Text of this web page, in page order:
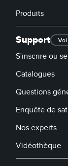
Produits
Support
S'inscrire ou
Catalogues
Questions
Enquête de
Nos experts
Vidéothèque